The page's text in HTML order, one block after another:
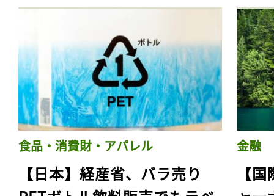
食品・消費財・アパレル
【日本】経産省、バラ売り
金融
【